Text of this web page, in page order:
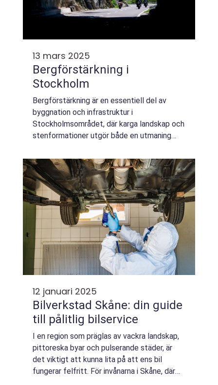
13 mars 2025
Bergförstärkning i
Stockholm
Bergförstärkning är en essentiell del av
byggnation och infrastruktur i
Stockholmsområdet, där karga landskap och
stenformationer utgör både en utmaning
stabi...
12 januari 2025
Bilverkstad Skåne: din guide
till pålitlig bilservice
I en region som präglas av vackra landskap,
pittoreska byar och pulserande städer, är
det viktigt att kunna lita på att ens bil
fungerar felfritt. För invånarna i Skåne, där